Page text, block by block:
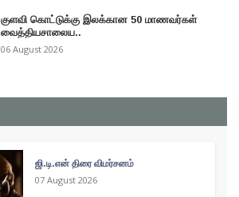
குளவி கொட்டுக்கு இலக்கான 50 மாணவர்கள்
வைத்தியசாலைய..
06 August 2026
ஜி.டி.என் திரை விமர்சனம்
07 August 2026